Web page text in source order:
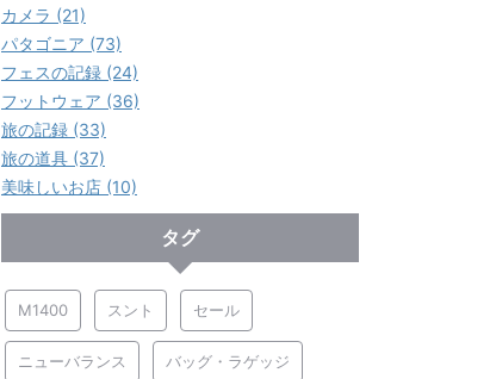
カメラ (21)
パタゴニア (73)
フェスの記録 (24)
フットウェア (36)
旅の記録 (33)
旅の道具 (37)
美味しいお店 (10)
タグ
M1400 スント セール
ニューバランス バッグ・ラゲッジ